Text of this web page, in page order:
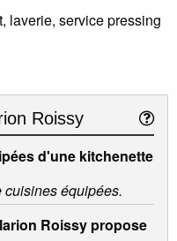
laverie, service pressing
Roissy
d'une kitchenette
équipées.
Roissy propose